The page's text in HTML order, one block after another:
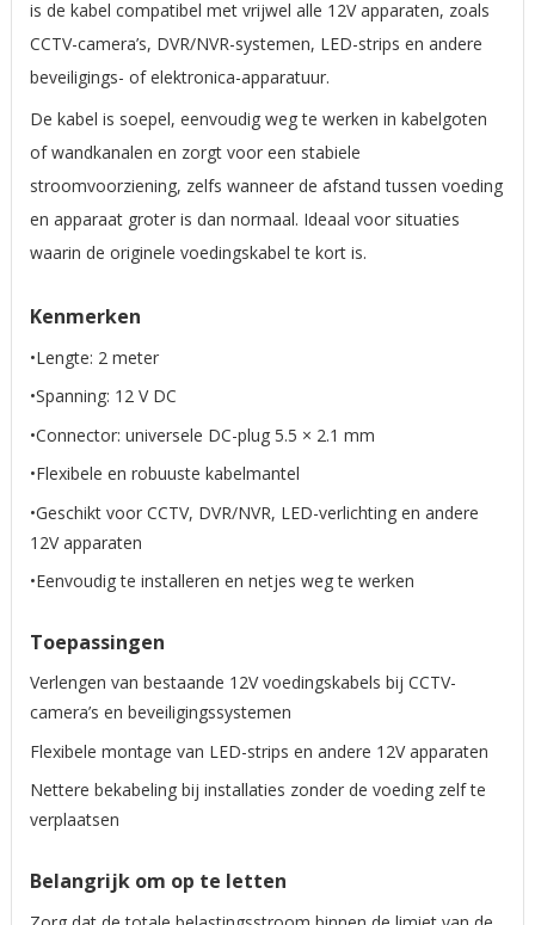
is de kabel compatibel met vrijwel alle 12V apparaten, zoals
CCTV-camera’s, DVR/NVR-systemen, LED-strips en andere
beveiligings- of elektronica-apparatuur.
De kabel is soepel, eenvoudig weg te werken in kabelgoten
of wandkanalen en zorgt voor een stabiele
stroomvoorziening, zelfs wanneer de afstand tussen voeding
en apparaat groter is dan normaal. Ideaal voor situaties
waarin de originele voedingskabel te kort is.
Kenmerken
•Lengte: 2 meter
•Spanning: 12 V DC
•Connector: universele DC-plug 5.5 × 2.1 mm
•Flexibele en robuuste kabelmantel
•Geschikt voor CCTV, DVR/NVR, LED-verlichting en andere
12V apparaten
•Eenvoudig te installeren en netjes weg te werken
Toepassingen
Verlengen van bestaande 12V voedingskabels bij CCTV-
camera’s en beveiligingssystemen
Flexibele montage van LED-strips en andere 12V apparaten
Nettere bekabeling bij installaties zonder de voeding zelf te
verplaatsen
Belangrijk om op te letten